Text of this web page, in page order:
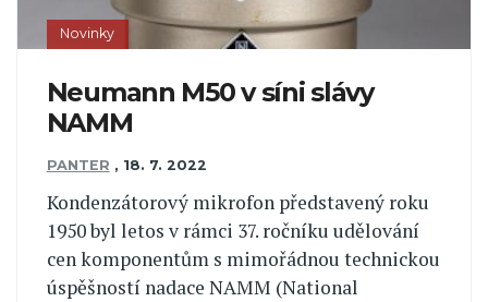
Novinky
Neumann M50 v síni slávy
NAMM
PANTER , 18. 7. 2022
Kondenzátorový mikrofon představený roku
1950 byl letos v rámci 37. ročníku udělování
cen komponentům s mimořádnou technickou
úspěšností nadace NAMM (National